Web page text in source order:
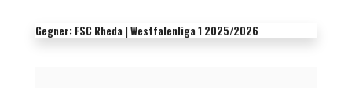
Gegner: FSC Rheda | Westfalenliga 1 2025/2026